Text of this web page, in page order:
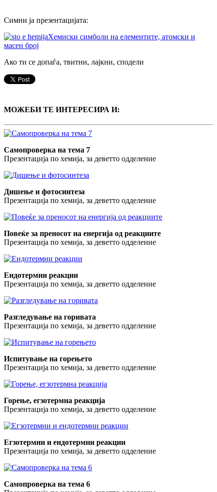
Симни ја презентацијата:
Хемиски симболи на елементите, атомски и
масен број
Ако ти се допаѓа, твитни, лајкни, сподели
МОЖЕБИ ТЕ ИНТЕРЕСИРА И:
Самопроверка на тема 7
Презентација по хемија, за деветто одделение
Дишење и фотосинтеза
Презентација по хемија, за деветто одделение
Повеќе за преносот на енергија од реакциите
Презентација по хемија, за деветто одделение
Ендотермни реакции
Презентација по хемија, за деветто одделение
Разгледување на горивата
Презентација по хемија, за деветто одделение
Испитување на горењето
Презентација по хемија, за деветто одделение
Горење, егзотермна реакција
Презентација по хемија, за деветто одделение
Егзотермни и ендотермни реакции
Презентација по хемија, за деветто одделение
Самопроверка на тема 6